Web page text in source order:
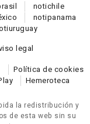
notichile
notipanama
uruguay
legal
Política de cookies
Hemeroteca
la redistribución y
de esta web sin su